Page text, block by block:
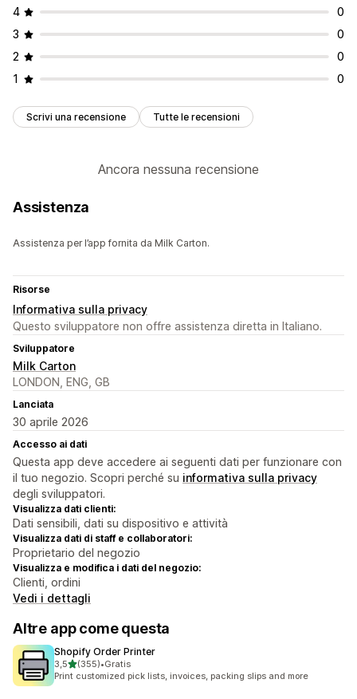
4
0
3
0
2
0
1
0
Scrivi una recensione Tutte le recensioni
Ancora nessuna recensione
Assistenza
Assistenza per l’app fornita da Milk Carton.
Risorse
Informativa sulla privacy
Questo sviluppatore non offre assistenza diretta in Italiano.
Sviluppatore
Milk Carton
LONDON, ENG, GB
Lanciata
30 aprile 2026
Accesso ai dati
Questa app deve accedere ai seguenti dati per funzionare con
il tuo negozio. Scopri perché su informativa sulla privacy
degli sviluppatori.
Visualizza dati clienti:
Dati sensibili, dati su dispositivo e attività
Visualizza dati di staff e collaboratori:
Proprietario del negozio
Visualizza e modifica i dati del negozio:
Clienti, ordini
Vedi i dettagli
Altre app come questa
Shopify Order Printer
3,5stelle su 5
(355)
355 recensioni totali
•Gratis
Print customized pick lists, invoices, packing slips and more